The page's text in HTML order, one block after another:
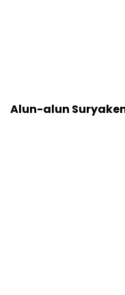
Alun-alun